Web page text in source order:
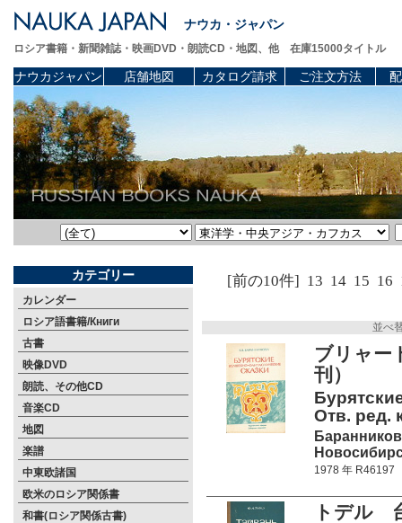
ナウカ・ジャパン
ロシア書籍・新聞雑誌・映画DVD・朗読CD・地図、他 在庫15000タイトル
ナウカジャパン 店舗地図 カタログ請求 ご注文方法
カテゴリー
カレンダー
ロシア語書籍/Книги
古書
映像DVD
朗読、その他CD
音楽CD
地図
楽譜
中東欧諸国
欧米のロシア関係書
和書(ロシア関係古書)
[前の10件] 13 14 15 16
並べ
ブリャー
刊）
Отв. ред.
1978 年 R46197
トデル